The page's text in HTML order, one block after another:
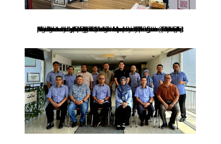
KUALA LUMPUR, 18 Julai 2025 – Majlis Agama Islam dan ‘Adat Melayu Perak (MAIPk) telah mengadakan lawatan ke Rumah Ronald McDonald (RMHC) di Hospital Tunku Azizah, Kuala Lumpur bagi mendapatkan input berkaitan penubuhan, operasi serta konsep pengurusan rumah inap keluarga pesakit khususnya bagi kanak-kanak yang menjalani rawatan di hospital tersebut. Lawatan ini turut membuka ruang…